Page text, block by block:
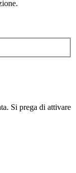
Si prega di attivare